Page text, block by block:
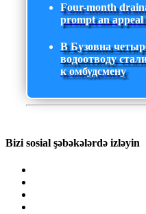
Four-month
prompt an appeal
В Бузовна
водоотводу
к омбудсмену
Bizi sosial şəbəkələrdə izləyin